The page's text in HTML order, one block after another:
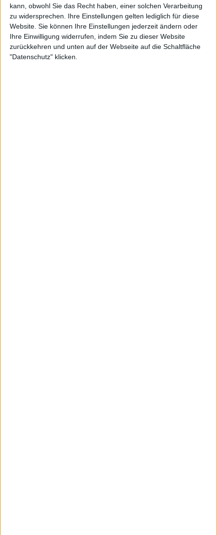
kann, obwohl Sie das Recht haben, einer solchen Verarbeitung
zu widersprechen. Ihre Einstellungen gelten lediglich für diese
Website. Sie können Ihre Einstellungen jederzeit ändern oder
Ihre Einwilligung widerrufen, indem Sie zu dieser Website
zurückkehren und unten auf der Webseite auf die Schaltfläche
"Datenschutz" klicken.